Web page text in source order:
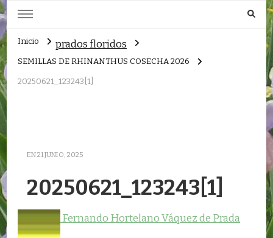
Inicio prados floridos
SEMILLAS DE RHINANTHUS COSECHA 2026
20250621_123243[1]
EN21 JUNIO, 2025
20250621_123243[1]
Fernando Hortelano Váquez de Prada